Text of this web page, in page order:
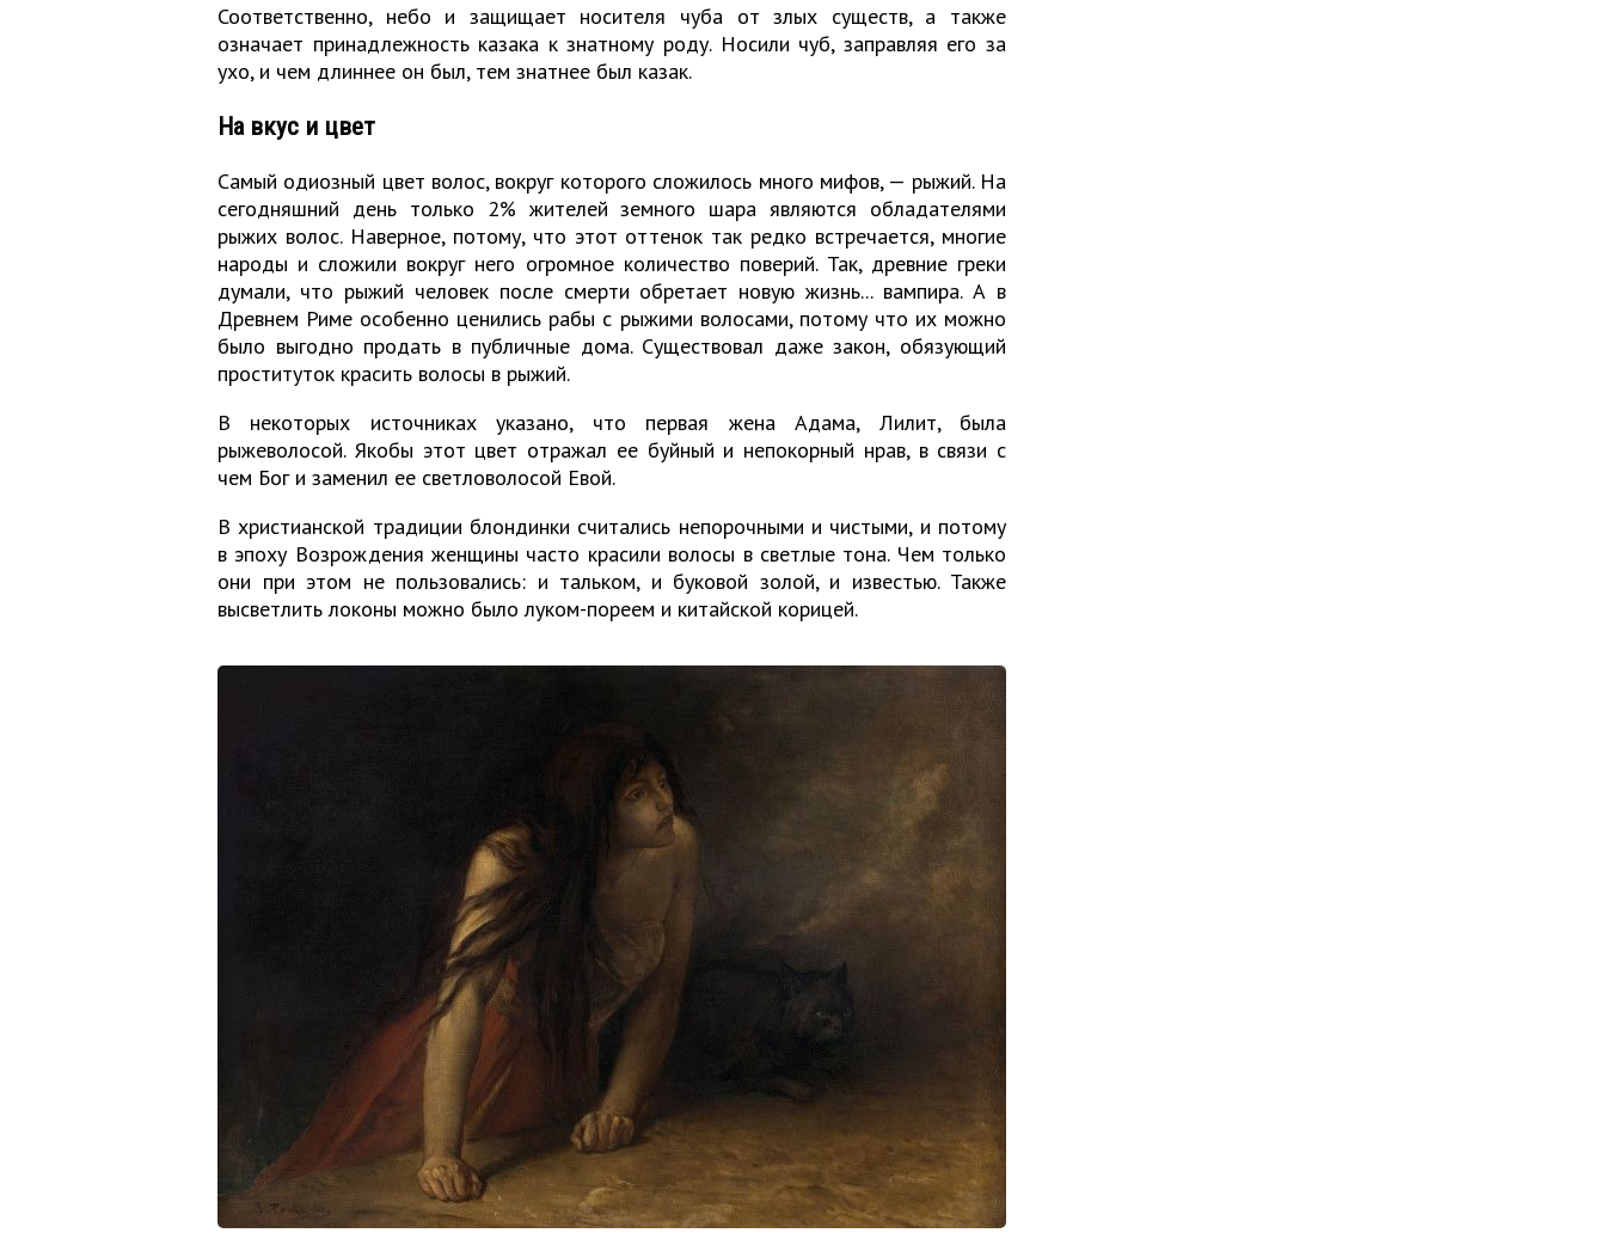
Соответственно, небо и защищает носителя чуба от злых существ, а также
означает принадлежность казака к знатному роду. Носили чуб, заправляя его за
ухо, и чем длиннее он был, тем знатнее был казак.
На вкус и цвет
Самый одиозный цвет волос, вокруг которого сложилось много мифов, — рыжий. На
сегодняшний день только 2% жителей земного шара являются обладателями
рыжих волос. Наверное, потому, что этот оттенок так редко встречается, многие
народы и сложили вокруг него огромное количество поверий. Так, древние греки
думали, что рыжий человек после смерти обретает новую жизнь... вампира. А в
Древнем Риме особенно ценились рабы с рыжими волосами, потому что их можно
было выгодно продать в публичные дома. Существовал даже закон, обязующий
проституток красить волосы в рыжий.
В некоторых источниках указано, что первая жена Адама, Лилит, была
рыжеволосой. Якобы этот цвет отражал ее буйный и непокорный нрав, в связи с
чем Бог и заменил ее светловолосой Евой.
В христианской традиции блондинки считались непорочными и чистыми, и потому
в эпоху Возрождения женщины часто красили волосы в светлые тона. Чем только
они при этом не пользовались: и тальком, и буковой золой, и известью. Также
высветлить локоны можно было луком-пореем и китайской корицей.